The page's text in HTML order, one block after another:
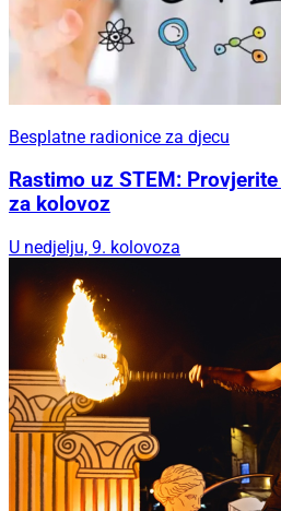
Besplatne radionice za djecu
Rastimo uz STEM:
za kolovoz
U nedjelju, 9. kolovoza